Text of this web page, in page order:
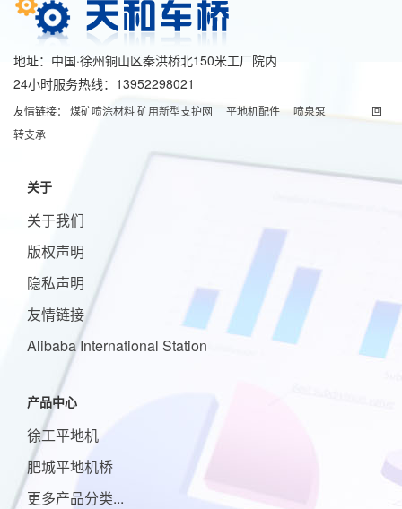
地址：中国·徐州铜山区秦洪桥北150米工厂院内
24小时服务热线：13952298021
友情链接： 煤矿喷涂材料矿用新型支护网 平地机配件 喷泉泵
回
转支承
关于
关于我们
版权声明
隐私声明
友情链接
Alibaba International Station
产品中心
徐工平地机
肥城平地机桥
更多产品分类...